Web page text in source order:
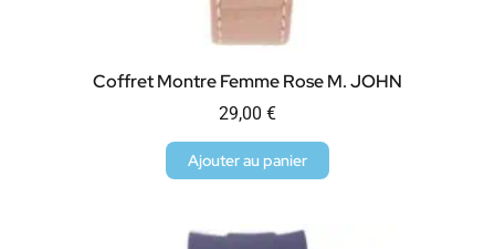
Coffret Montre Femme Rose M. JOHN
29,00 €
Ajouter au panier